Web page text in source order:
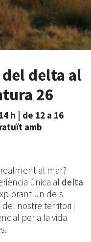
delta al
26
h | de 12 a 16
amb
al mar?
única al delta
un dels
nostre territori i
per a la vida